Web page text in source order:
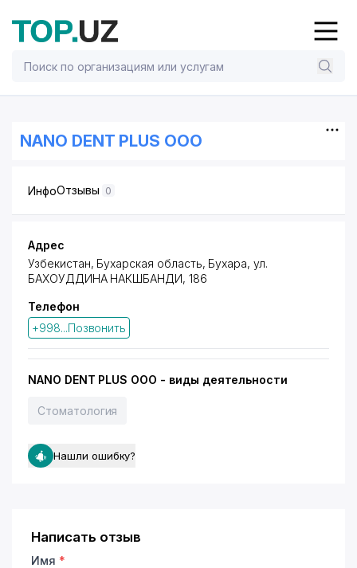
NANO DENT PLUS ООО
ИнфоОтзывы 0
Адрес
Узбекистан, Бухарская область, Бухара,ул.
БАХОУДДИНА НАКШБАНДИ, 186
Телефон
+998...Позвонить
NANO DENT PLUS ООО - виды деятельности
Стоматология
Нашли ошибку?
Написать отзыв
Имя *